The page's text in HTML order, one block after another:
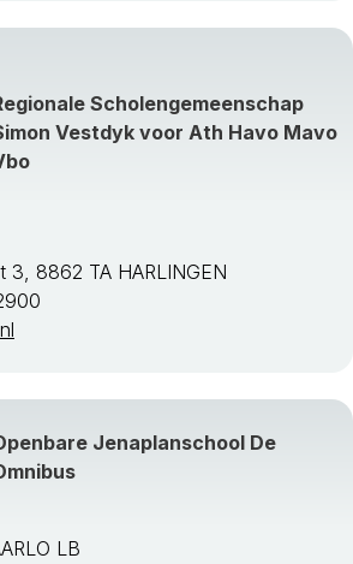
Scholengemeenschap
Vestdyk voor Ath Havo Mavo
3, 8862 TA HARLINGEN
Jenaplanschool De
LB